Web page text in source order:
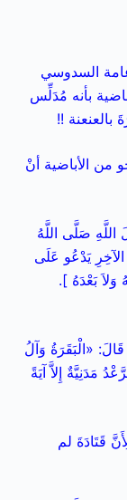
السدوسي
بأنه مُدَلِّس
بالعنعنة !!
من الأباضية أنْ
صَلَّى اللَّهُ
يَدْعُو عَلَى
بَعْدَهُ ].
«الْبَقَرَةُ وَآلُ
مَدَنِيَّةٌ إِلاَّ آيَةً
قَتَادَةَ لم